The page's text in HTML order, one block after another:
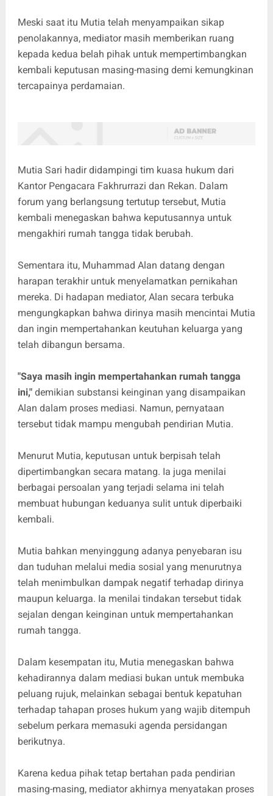
Meski saat itu Mutia telah menyampaikan sikap
penolakannya, mediator masih memberikan ruang
kepada kedua belah pihak untuk mempertimbangkan
kembali keputusan masing-masing demi kemungkinan
tercapainya perdamaian.
Mutia Sari hadir didampingi tim kuasa hukum dari
Kantor Pengacara Fakhrurrazi dan Rekan. Dalam
forum yang berlangsung tertutup tersebut, Mutia
kembali menegaskan bahwa keputusannya untuk
mengakhiri rumah tangga tidak berubah.
Sementara itu, Muhammad Alan datang dengan
harapan terakhir untuk menyelamatkan pernikahan
mereka. Di hadapan mediator, Alan secara terbuka
mengungkapkan bahwa dirinya masih mencintai Mutia
dan ingin mempertahankan keutuhan keluarga yang
telah dibangun bersama.
"Saya masih ingin mempertahankan rumah tangga
ini," demikian substansi keinginan yang disampaikan
Alan dalam proses mediasi. Namun, pernyataan
tersebut tidak mampu mengubah pendirian Mutia.
Menurut Mutia, keputusan untuk berpisah telah
dipertimbangkan secara matang. Ia juga menilai
berbagai persoalan yang terjadi selama ini telah
membuat hubungan keduanya sulit untuk diperbaiki
kembali.
Mutia bahkan menyinggung adanya penyebaran isu
dan tuduhan melalui media sosial yang menurutnya
telah menimbulkan dampak negatif terhadap dirinya
maupun keluarga. Ia menilai tindakan tersebut tidak
sejalan dengan keinginan untuk mempertahankan
rumah tangga.
Dalam kesempatan itu, Mutia menegaskan bahwa
kehadirannya dalam mediasi bukan untuk membuka
peluang rujuk, melainkan sebagai bentuk kepatuhan
terhadap tahapan proses hukum yang wajib ditempuh
sebelum perkara memasuki agenda persidangan
berikutnya.
Karena kedua pihak tetap bertahan pada pendirian
masing-masing, mediator akhirnya menyatakan proses